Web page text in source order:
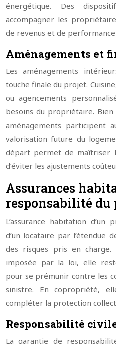
énergétique. Des
accompagner les
de revenus et de
Aménagements et
Les aménagements
touche finale du projet.
ou agencements
besoins du propriétaire. Bien
aménagements participent
valorisation future du
départ permet de maîtriser
d’éviter les ajustements
Assurances
responsabilité
L’assurance habitation
d’un locataire par l’étendue
des risques pris en charge.
imposée par la loi, elle
pour se prémunir contre les
sinistre. En copropriété,
compléter la protection
Responsabilité
La garantie de